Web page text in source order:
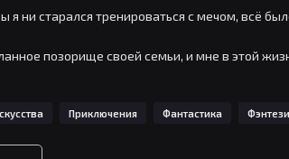
я ни старался тренироваться с мечом, всё
позорище своей семьи, и мне в этой
и сохранил при этом все свои статы.
Приключения Фантастика Фэнтези